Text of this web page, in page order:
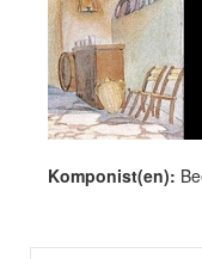
Komponist(en):